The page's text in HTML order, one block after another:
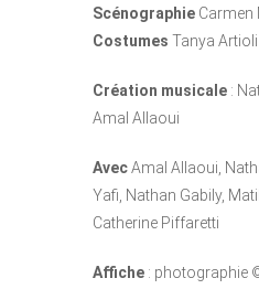
Scénographie Carmen
Costumes Tanya Artioli
Création musicale :
Amal Allaoui
AvecAmal Allaoui,
Yafi, Nathan Gabily,
Catherine Piffaretti
Affiche : photographie